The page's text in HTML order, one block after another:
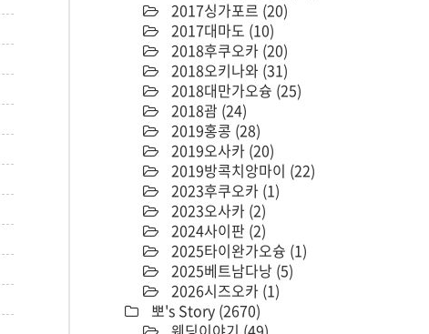
2017싱가포르 (20)
2017대마도 (10)
2018후쿠오카 (20)
2018오키나와 (31)
2018대만가오슝 (25)
2018괌 (24)
2019홍콩 (28)
2019오사카 (20)
2019방콕치앙마이 (22)
2023후쿠오카 (1)
2023오사카 (2)
2024사이판 (2)
2025타이완가오슝 (1)
2025베트남다낭 (5)
2026시즈오카 (1)
뽀's Story (2670)